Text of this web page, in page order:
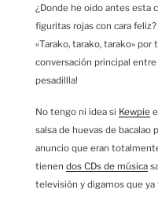
¿Donde he oido antes esta
figuritas rojas con cara
«Tarako, tarako, tarako»
conversación principal
pesadillla!
No tengo ni idea si Kewpie
salsa de huevas de bacalao
anuncio que eran
tienen dos CDs de música
televisión y digamos que